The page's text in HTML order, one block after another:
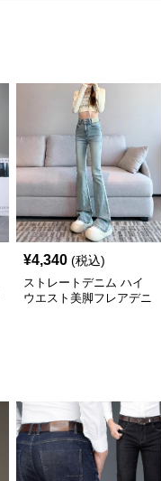
¥4,340 (税込)
ストレートデニム ハイ
ウエスト美脚フレアデニ